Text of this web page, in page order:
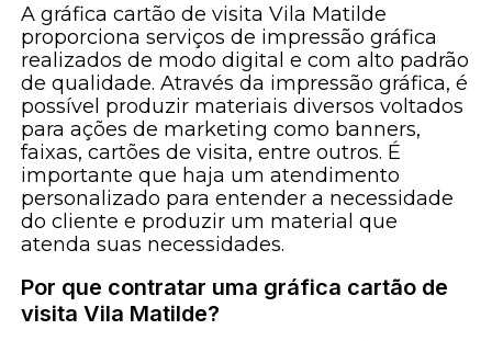
A gráfica cartão de visita Vila Matilde
proporciona serviços de impressão gráfica
realizados de modo digital e com alto padrão
de qualidade. Através da impressão gráfica, é
possível produzir materiais diversos voltados
para ações de marketing como banners,
faixas, cartões de visita, entre outros. É
importante que haja um atendimento
personalizado para entender a necessidade
do cliente e produzir um material que
atenda suas necessidades.
Por que contratar uma gráfica cartão de
visita Vila Matilde?